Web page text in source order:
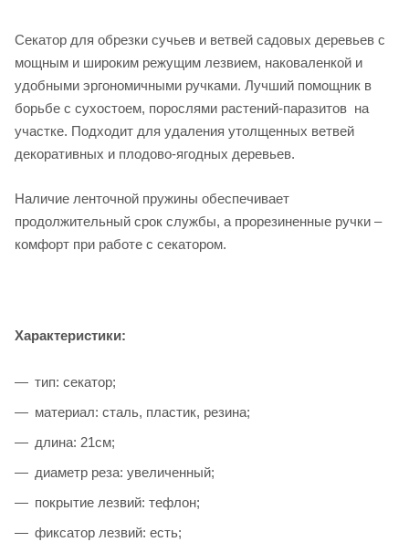
Секатор для обрезки сучьев и ветвей садовых деревьев с
мощным и широким режущим лезвием, наковаленкой и
удобными эргономичными ручками. Лучший помощник в
борьбе с сухостоем, порослями растений-паразитов на
участке. Подходит для удаления утолщенных ветвей
декоративных и плодово-ягодных деревьев.
Наличие ленточной пружины обеспечивает
продолжительный срок службы, а прорезиненные ручки –
комфорт при работе с секатором.
Характеристики:
тип: секатор;
материал: сталь, пластик, резина;
длина: 21см;
диаметр реза: увеличенный;
покрытие лезвий: тефлон;
фиксатор лезвий: есть;